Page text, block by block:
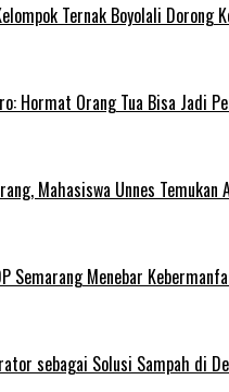
Ternak Boyolali Dorong
Hormat Orang Tua Bisa Jadi
Mahasiswa Unnes
Semarang Menebar
sebagai Solusi Sampah di